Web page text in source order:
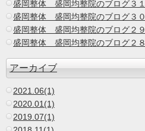
盛岡整体 盛岡均整院のブログ３１
盛岡整体 盛岡均整院のブログ３０
盛岡整体 盛岡均整院のブログ２９
盛岡整体 盛岡均整院のブログ２８
アーカイブ
2021.06(1)
2020.01(1)
2019.07(1)